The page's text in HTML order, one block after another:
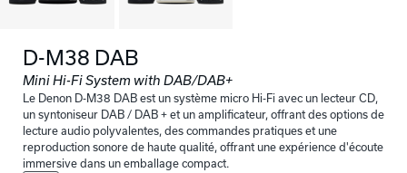
D-M38 DAB
Mini Hi-Fi System with DAB/DAB+
Le Denon D-M38 DAB est un système micro Hi-Fi avec un lecteur CD,
un syntoniseur DAB / DAB + et un amplificateur, offrant des options de
lecture audio polyvalentes, des commandes pratiques et une
reproduction sonore de haute qualité, offrant une expérience d'écoute
immersive dans un emballage compact.